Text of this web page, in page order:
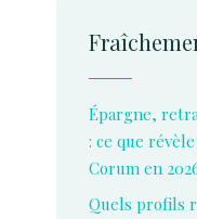
Épargne,
: ce que
Corum en
Quels profils